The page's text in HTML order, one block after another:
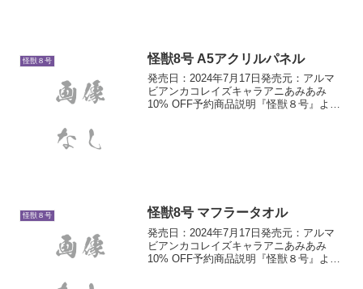
怪獣８号 怪獣8号 A5アクリルパネル
発売日：2024年7月17日発売元：アルマ
ビアンカコレイズキャラアニあみあみ
10% OFF予約商品説明『怪獣８号』よ
怪獣８号 怪獣8号 マフラータオル
発売日：2024年7月17日発売元：アルマ
ビアンカコレイズキャラアニあみあみ
10% OFF予約商品説明『怪獣８号』よ